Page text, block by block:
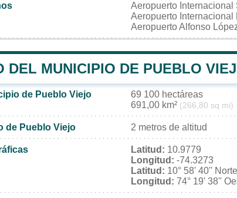
Aeropuerto Internacional
Aeropuerto Internacional
Aeropuerto Alfonso
DEL MUNICIPIO DE PUEBLO
de Pueblo Viejo
69 100 hectáreas
691,00 km² (266,80 sq mi)
de Pueblo Viejo 2 metros de altitud
Latitud: 10.9779
Longitud: -74.3273
Latitud: 10° 58' 40'' Norte
Longitud: 74° 19' 38''